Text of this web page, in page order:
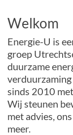
Welkom
Energie-U is
groep
duurzame
sinds 2010
Wij steunen
met advies,
meer.